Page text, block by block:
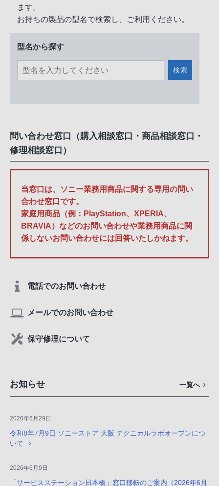
ます。
お持ちの製品の型名で検索し、ご利用ください。
型名から探す
検索
問い合わせ窓口（購入相談窓口・商品相談窓口・
修理相談窓口）
当窓口は、ソニー業務用商品に関する専用の問い
合わせ窓口です。
家庭用商品（例：PlayStation、XPERIA、
BRAVIA）などのお問い合わせや業務用商品に関
係しないお問い合わせには回答いたしかねます。
電話でのお問い合わせ
メールでのお問い合わせ
保守修理について
お知らせ 一覧へ
2026年6月29日
令和8年7月9日 ソニーストア 大阪 テクニカルラボオープンにつ
いて
2026年6月9日
「サービスステーション日本橋」窓口移転のご案内（2026年6月